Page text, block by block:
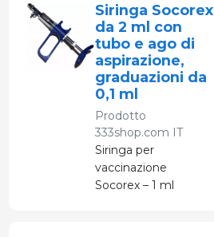
Siringa Socorex
da 2 ml con
tubo e ago di
aspirazione,
graduazioni da
0,1 ml
Prodotto
333shop.com IT
Siringa per
vaccinazione
Socorex – 1 ml